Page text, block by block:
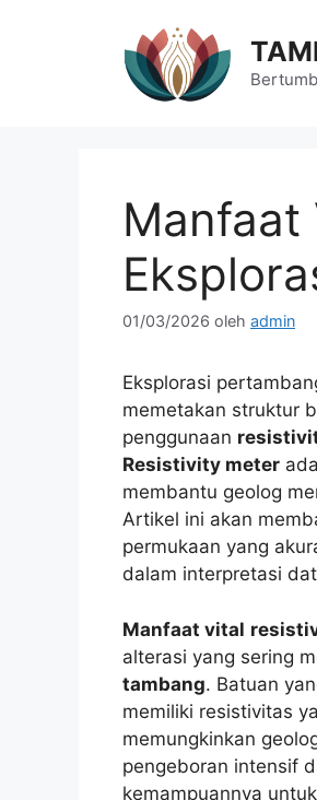
Manfaat
01/03/2026 oleh admin
Eksplorasi
memetakan struktur
penggunaan
Resistivity meter
membantu geolog
Artikel ini akan
permukaan yang
dalam interpretasi
Manfaat vital
alterasi yang sering
tambang. Batuan
memiliki resistivitas
memungkinkan
pengeboran intensif
kemampuannya